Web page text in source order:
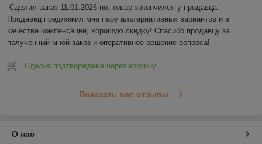
Сделал заказ 11.01.2026 но, товар закончился у продавца.
Продавец предложил мне пару альтернативных вариантов и в
качестве компенсации, хорошую скидку! Спасибо продавцу за
полученный мной заказ и оперативное решение вопроса!
Сделка подтверждена через корзину
Показать все отзывы
О нас